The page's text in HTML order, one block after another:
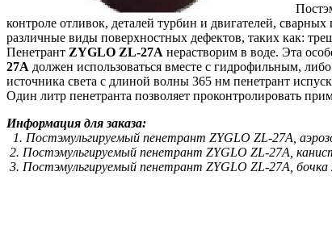
контроле отливок, деталей турбин и двигателей,
различные виды поверхностных дефектов, таких как:
Пенетрант ZYGLO ZL-27А нерастворим в воде. Эта
27А должен использоваться вместе с гидрофильным,
источника света с длиной волны 365 нм пенетрант
Один литр пенетранта позволяет проконтролировать
Информация для заказа:
1. Постэмульгируемый пенетрант ZYGLO ZL-27A,
2. Постэмульгируемый пенетрант ZYGLO ZL-27A,
3. Постэмульгируемый пенетрант ZYGLO ZL-27A,